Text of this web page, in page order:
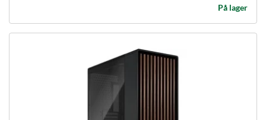
På lager